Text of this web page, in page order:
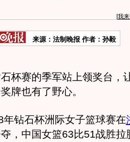
[我
来源：法制晚报 作者：孙毅
赛的季军站上领奖台，
牌也有了野心。
钻石杯洲际女子篮球赛在
，中国女篮63比51战胜拉